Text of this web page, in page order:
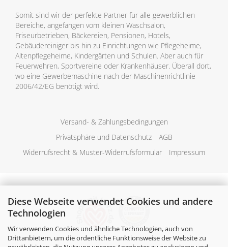
Diese Webseite verwendet Cookies und andere
Technologien
Wir verwenden Cookies und ähnliche Technologien, auch von
Drittanbietern, um die ordentliche Funktionsweise der Website zu
Somit sind wir der perfekte Partner für alle gewerblichen
Bereiche, angefangen vom kleinen Waschsalon,
Friseurbetrieben, Bäckereien, Pensionen, Hotels,
Gebäudereiniger bis hin zu Einrichtungen wie Pflegeheime,
Altenpflegeheime, Kindergärten und Schulen. Aber auch für
Feuerwehren, Sportvereine oder Krankenhäuser. Überall dort,
wo eine Gewerbemaschine nach der Maschinenrichtlinie
2006/42/EG benötigt wird.
Versand- & Zahlungsbedingungen
Privatsphäre und Datenschutz
AGB
Widerrufsrecht & Muster-Widerrufsformular
Impressum